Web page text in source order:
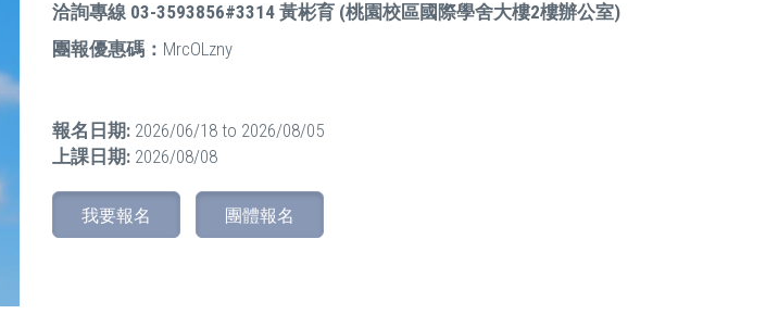
洽詢專線 03-3593856#3314 黃彬育 (桃園校區國際學舍大樓2樓辦公室)
團報優惠碼： MrcOLzny
報名日期: 2026/06/18 to 2026/08/05
上課日期: 2026/08/08
我要報名 團體報名